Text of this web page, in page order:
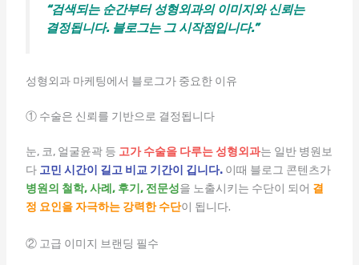
“검색되는 순간부터 성형외과의 이미지와 신뢰는
결정됩니다. 블로그는 그 시작점입니다.”
성형외과 마케팅에서 블로그가 중요한 이유
① 수술은 신뢰를 기반으로 결정됩니다
눈, 코, 얼굴윤곽 등 고가 수술을 다루는 성형외과는 일반 병원보
다 고민 시간이 길고 비교 기간이 깁니다.이때 블로그 콘텐츠가
병원의 철학, 사례, 후기, 전문성을 노출시키는 수단이 되어 결
정 요인을 자극하는 강력한 수단이 됩니다.
② 고급 이미지 브랜딩 필수